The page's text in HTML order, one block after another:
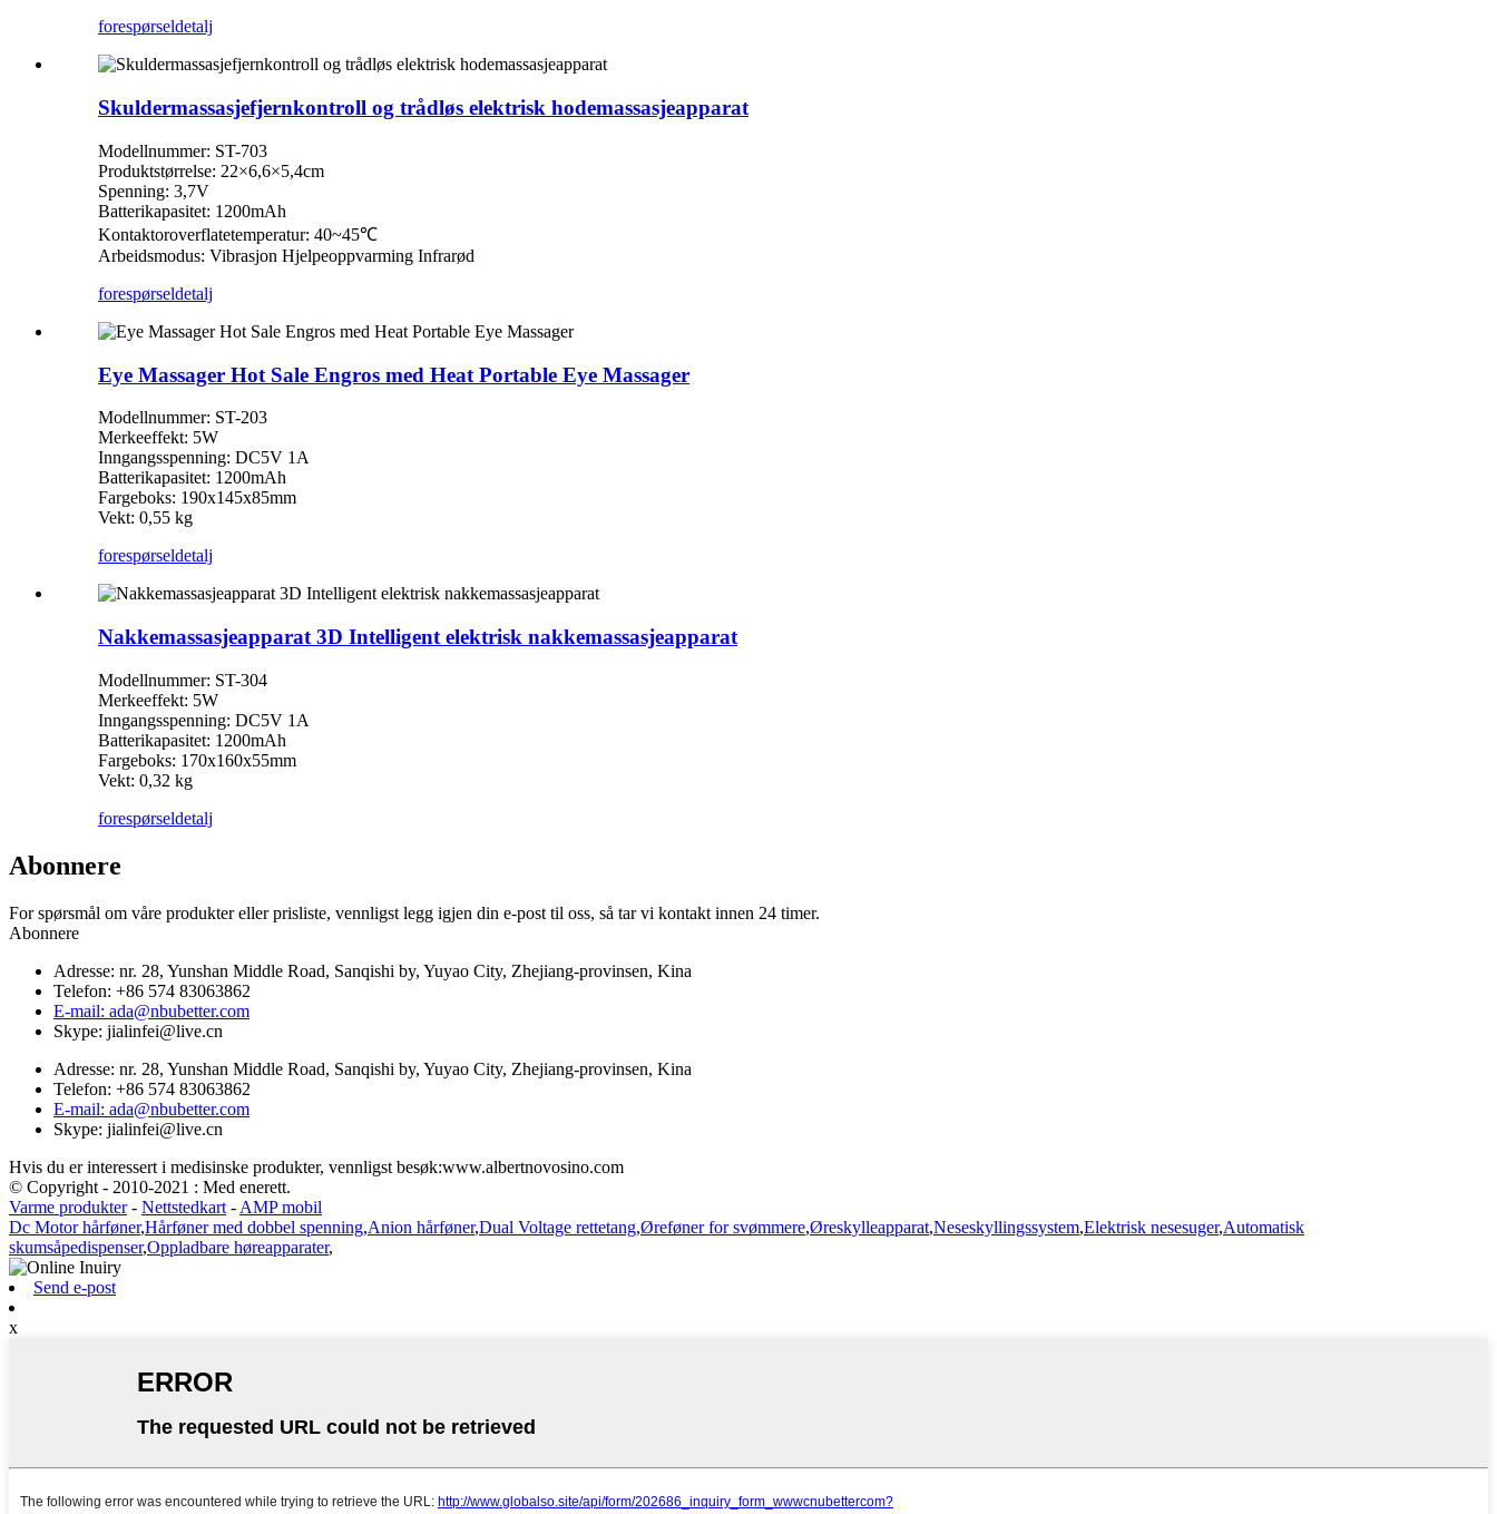
forespørseldetalj
Skuldermassasjefjernkontroll og trådløs elektrisk hodemassasjeapparat
Modellnummer: ST-703
Produktstørrelse: 22×6,6×5,4cm
Spenning: 3,7V
Batterikapasitet: 1200mAh
Kontaktoroverflatetemperatur: 40~45℃
Arbeidsmodus: Vibrasjon Hjelpeoppvarming Infrarød
forespørseldetalj
Eye Massager Hot Sale Engros med Heat Portable Eye Massager
Modellnummer: ST-203
Merkeeffekt: 5W
Inngangsspenning: DC5V 1A
Batterikapasitet: 1200mAh
Fargeboks: 190x145x85mm
Vekt: 0,55 kg
forespørseldetalj
Nakkemassasjeapparat 3D Intelligent elektrisk nakkemassasjeapparat
Modellnummer: ST-304
Merkeeffekt: 5W
Inngangsspenning: DC5V 1A
Batterikapasitet: 1200mAh
Fargeboks: 170x160x55mm
Vekt: 0,32 kg
forespørseldetalj
Abonnere
For spørsmål om våre produkter eller prisliste, vennligst legg igjen din e-post til oss, så tar vi kontakt innen 24 timer.
Abonnere
Adresse: nr. 28, Yunshan Middle Road, Sanqishi by, Yuyao City, Zhejiang-provinsen, Kina
Telefon: +86 574 83063862
E-mail: ada@nbubetter.com
Skype: jialinfei@live.cn
Adresse: nr. 28, Yunshan Middle Road, Sanqishi by, Yuyao City, Zhejiang-provinsen, Kina
Telefon: +86 574 83063862
E-mail: ada@nbubetter.com
Skype: jialinfei@live.cn
Hvis du er interessert i medisinske produkter, vennligst besøk:www.albertnovosino.com
© Copyright - 2010-2021 : Med enerett.
Varme produkter- Nettstedkart - AMP mobil
Dc Motor hårføner,Hårføner med dobbel spenning,Anion hårføner,Dual Voltage rettetang,Øreføner for svømmere,Øreskylleapparat,Neseskyllingssystem,Elektrisk nesesuger,Automatisk
skumsåpedispenser,Oppladbare høreapparater,
Send e-post
x